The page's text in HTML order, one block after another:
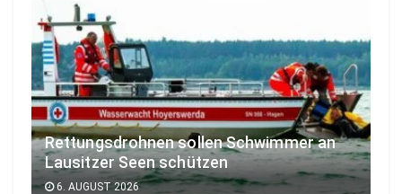
Rettungsdrohnen sollen Schwimmer an
Lausitzer Seen schützen
6. AUGUST 2026